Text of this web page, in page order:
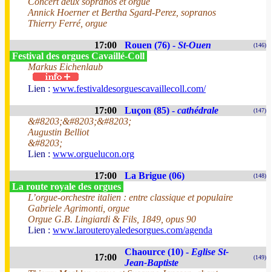
Annick Hoerner et Bertha Sgard-Perez, sopranos
Thierry Ferré, orgue
17:00 Rouen (76) - St-Ouen (146)
Festival des orgues Cavaillé-Coll
Markus Eichenlaub
Lien : www.festivaldesorguescavaillecoll.com/
17:00 Luçon (85) - cathédrale (147)
&#8203;&#8203;&#8203;
Augustin Belliot
&#8203;
Lien : www.orguelucon.org
17:00 La Brigue (06) (148)
La route royale des orgues
L’orgue-orchestre italien : entre classique et populaire
Gabriele Agrimonti, orgue
Orgue G.B. Lingiardi & Fils, 1849, opus 90
Lien : www.larouteroyaledesorgues.com/agenda
17:00
Chaource (10) - Eglise St-
Jean-Baptiste
(149)